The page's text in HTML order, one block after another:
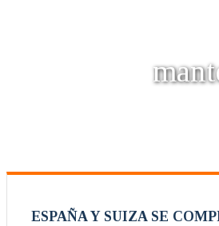
ESPAÑA Y SUIZA SE